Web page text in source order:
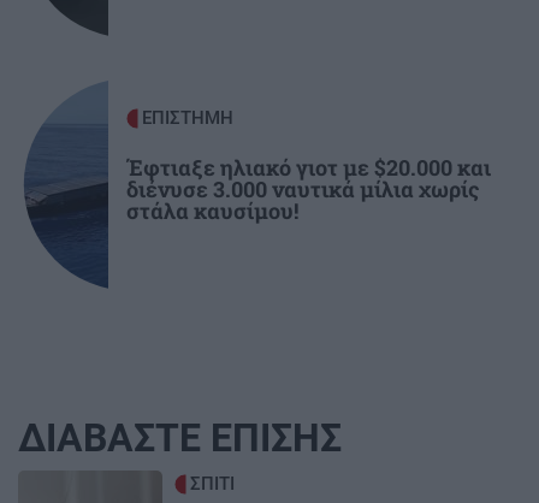
ΕΠΙΣΤΗΜΗ
Έφτιαξε ηλιακό γιοτ με $20.000 και
διένυσε 3.000 ναυτικά μίλια χωρίς
στάλα καυσίμου!
ΔΙΑΒΑΣΤΕ ΕΠΙΣΗΣ
ΣΠΙΤΙ